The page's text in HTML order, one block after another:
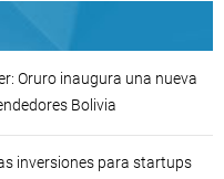
Oruro inaugura una nueva
Bolivia
inversiones para startups